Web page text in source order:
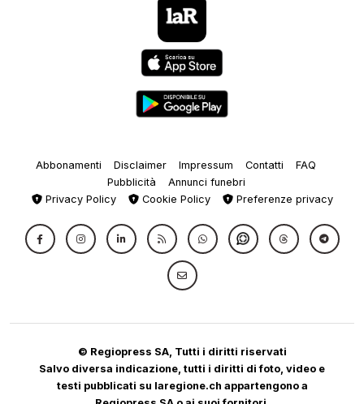
Abbonamenti Disclaimer Impressum Contatti
FAQ
Pubblicità
Annunci funebri
Privacy Policy
Cookie Policy Preferenze privacy
© Regiopress SA, Tutti i diritti riservati
Salvo diversa indicazione, tutti i diritti di foto, video e
testi pubblicati su laregione.ch appartengono a